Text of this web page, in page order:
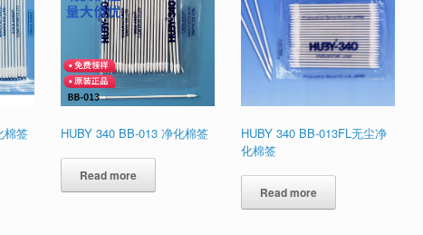
棉签 HUBY 340 BB-013 净化棉签
Read more
HUBY 340 BB-013FL无尘净
化棉签
Read more